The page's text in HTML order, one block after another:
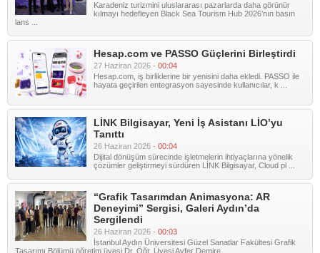
Karadeniz turizmini uluslararası pazarlarda daha görünür
kılmayı hedefleyen Black Sea Tourism Hub 2026’nın basın
lans ...
Hesap.com ve PASSO Güçlerini Birleştirdi
27 Haziran 2026 - 00:04
Hesap.com, iş birliklerine bir yenisini daha ekledi. PASSO ile
hayata geçirilen entegrasyon sayesinde kullanıcılar, k ...
LİNK Bilgisayar, Yeni İş Asistanı LİO’yu
Tanıttı
26 Haziran 2026 - 00:04
Dijital dönüşüm sürecinde işletmelerin ihtiyaçlarına yönelik
çözümler geliştirmeyi sürdüren LİNK Bilgisayar, Cloud pl ...
“Grafik Tasarımdan Animasyona: AR
Deneyimi” Sergisi, Galeri Aydın’da
Sergilendi
26 Haziran 2026 - 00:03
İstanbul Aydın Üniversitesi Güzel Sanatlar Fakültesi Grafik
Tasarımı Bölümü öğretim üyesi Dr. Öğr. Üyesi Ayfer Demire ...